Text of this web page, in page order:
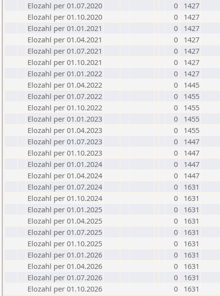
Elozahl per 01.07.2020
0
1427
Elozahl per 01.10.2020
0
1427
Elozahl per 01.01.2021
0
1427
Elozahl per 01.04.2021
0
1427
Elozahl per 01.07.2021
0
1427
Elozahl per 01.10.2021
0
1427
Elozahl per 01.01.2022
0
1427
Elozahl per 01.04.2022
0
1445
Elozahl per 01.07.2022
0
1455
Elozahl per 01.10.2022
0
1455
Elozahl per 01.01.2023
0
1455
Elozahl per 01.04.2023
0
1455
Elozahl per 01.07.2023
0
1447
Elozahl per 01.10.2023
0
1447
Elozahl per 01.01.2024
0
1447
Elozahl per 01.04.2024
0
1447
Elozahl per 01.07.2024
0
1631
Elozahl per 01.10.2024
0
1631
Elozahl per 01.01.2025
0
1631
Elozahl per 01.04.2025
0
1631
Elozahl per 01.07.2025
0
1631
Elozahl per 01.10.2025
0
1631
Elozahl per 01.01.2026
0
1631
Elozahl per 01.04.2026
0
1631
Elozahl per 01.07.2026
0
1631
Elozahl per 01.10.2026
0 1631